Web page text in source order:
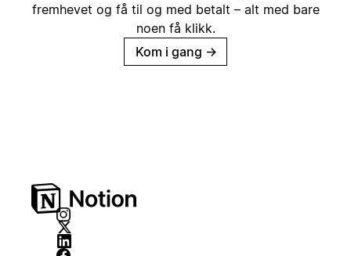
fremhevet og få til og med betalt – alt med bare
noen få klikk.
Kom i gang →